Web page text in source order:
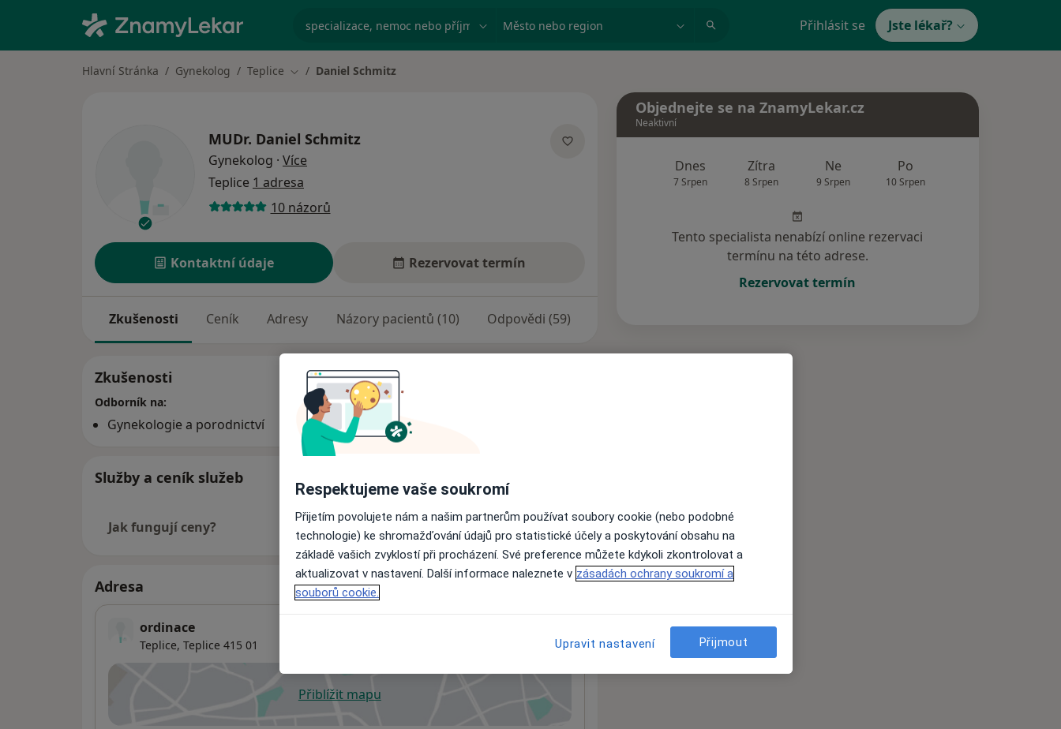
specializace, nemoc nebo příjmení Město nebo region Přihlásit se Jste lékař?
Hlavní Stránka Gynekolog Teplice Změna města
Daniel Schmitz
MUDr. Daniel Schmitz
Gynekolog · Více
Teplice 1 adresa
10 názorů
Kontaktní údaje Rezervovat termín
Zkušenosti Ceník Adresy Názory pacientů (10) Odpovědi (59)
Zkušenosti
Odborník na:
Gynekologie a porodnictví
Služby a ceník služeb
Jak fungují ceny?
Adresa
ordinace
Teplice, Teplice 415 01
Přiblížit mapuse otevře v nové záložce
Objednejte se na ZnamyLekar.cz
Neaktivní
Dnes
7 Srpen
Zítra
8 Srpen
Ne
9 Srpen
Po
10 Srpen
Tento specialista nenabízí online rezervaci
termínu na této adrese.
Rezervovat termín
Respektujeme vaše soukromí
Přijetím povolujete nám a našim partnerům používat soubory cookie (nebo podobné
technologie) ke shromažďování údajů pro statistické účely a poskytování obsahu na
základě vašich zvyklostí při procházení. Své preference můžete kdykoli zkontrolovat a
aktualizovat v nastavení. Další informace naleznete v zásadách ochrany soukromí a
souborů cookie.
Upravit nastavení Přijmout